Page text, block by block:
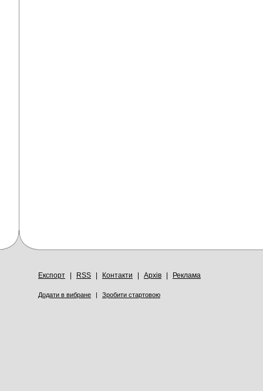
Експорт | RSS | Контакти | Архів | Реклама
Додати в вибране | Зробити стартовою